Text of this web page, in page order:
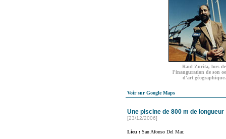
Raul Zurita, lors de
l'inauguration de son
d'art géographique.
Voir sur Google Maps
Une piscine de 800 m de
[23/12/2006]
Lieu : San Afonso Del Mar.